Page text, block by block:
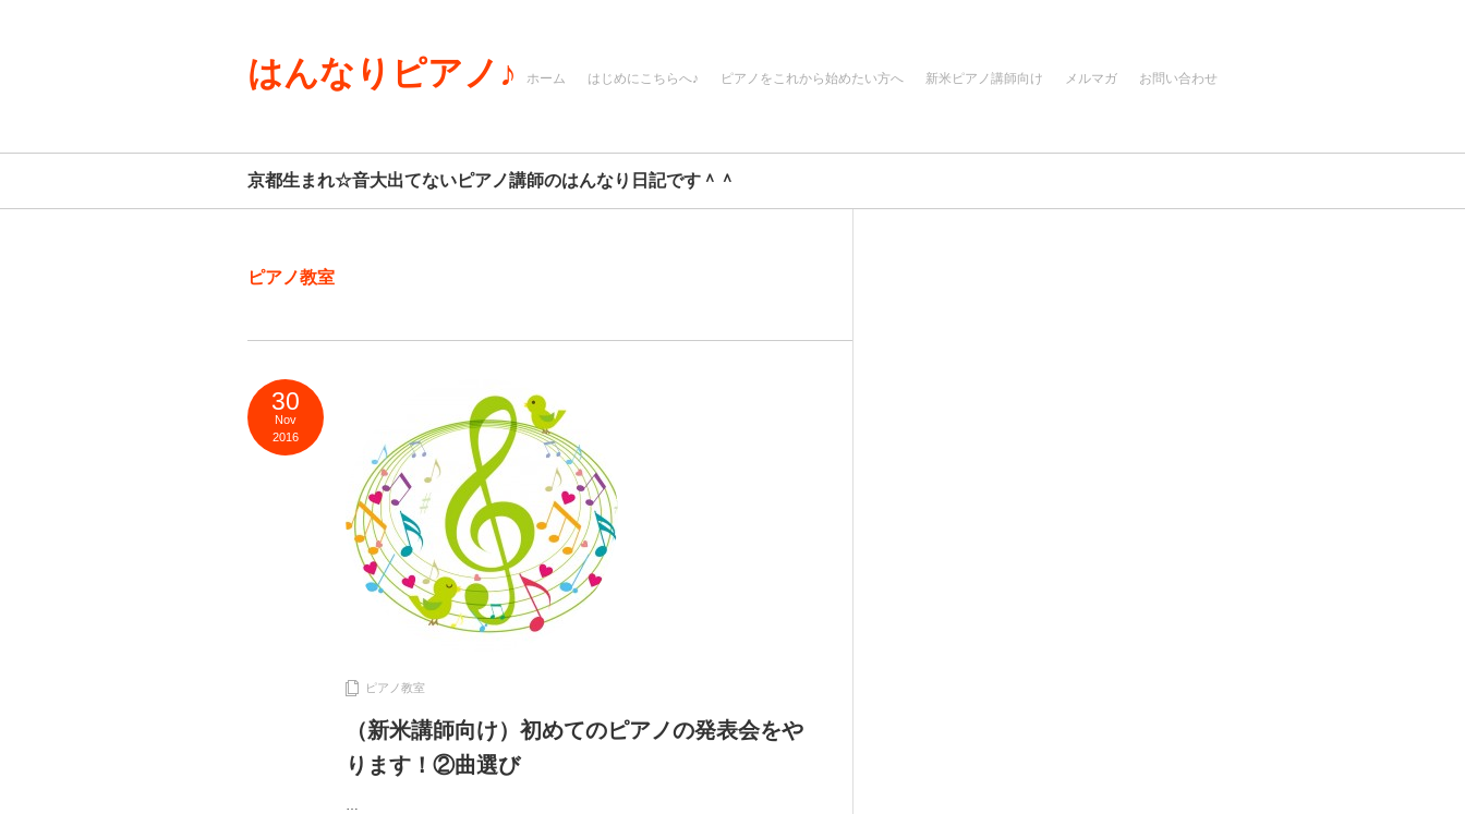
はんなりピアノ♪ ホーム はじめにこちらへ♪ ピアノをこれから始めたい方へ 新米ピアノ講師向け メルマガ お問い合わせ
京都生まれ☆音大出てないピアノ講師のはんなり日記です＾＾
ピアノ教室
30
Nov
2016
ピアノ教室
（新米講師向け）初めてのピアノの発表会をや
ります！②曲選び
…